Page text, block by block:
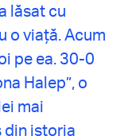
lăsat cu
o viață. Acum
pe ea. 30-0
Halep”, o
mai
din istoria